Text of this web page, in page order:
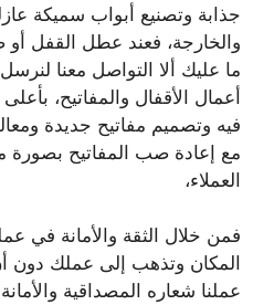
جذابة وتصنيع أبواب سميكة
والخارجة، فعند عطل القفل أو
ما عليك ألا التواصل معنا
أعمال الأقفال والمفاتيح،
فيه وتصميم مفاتيح جديدة
مع إعادة صب المفاتيح بصورة
العملاء،
فمن خلال الثقة والأمانة في
المكان وتذهب إلى عملك دون
عملنا شعاره المصداقية